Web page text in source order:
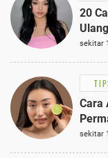
20
sekitar
Cara
sekitar